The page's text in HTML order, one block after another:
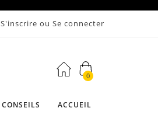
S'inscrire ou Se connecter
0
CONSEILS ACCUEIL